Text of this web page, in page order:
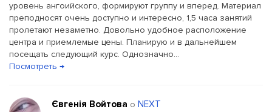
уровень ангоийского, формируют группу и вперед. Материал
преподносят очень доступно и интересно, 1,5 часа занятий
пролетают незаметно. Довольно удобное расположение
центра и приемлемые цены. Планирую и в дальнейшем
посещать следующий курс. Однозначно...
Посмотреть →
Євгенія Войтова о NEXT